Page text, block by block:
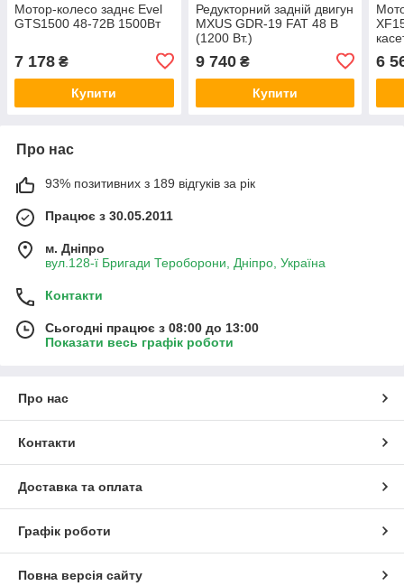
Мотор-колесо заднє Evel
GTS1500 48-72В 1500Вт
7 178 ₴
Купити
Редукторний задній двигун
MXUS GDR-19 FAT 48 В
(1200 Вт.)
9 740₴
Купити
6
Про нас
93% позитивних з 189 відгуків за рік
Працює з 30.05.2011
м. Дніпро
вул.128-ї Бригади Тероборони, Дніпро, Україна
Контакти
Сьогодні працює з 08:00 до 13:00
Показати весь графік роботи
Про нас
Контакти
Доставка та оплата
Графік роботи
Повна версія сайту